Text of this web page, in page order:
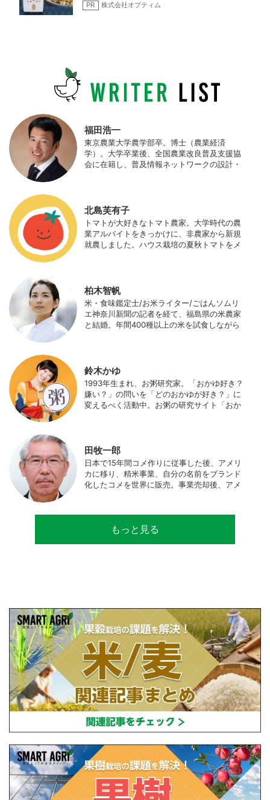
PR 株式会社オプティム
福田浩一
東京農業大学農学部卒。博士（農業経済
学）。大学卒業後、全国農業改良普及支援協
会に在籍し、普及情報ネットワークの設計・
の実証試験や農産物輸出などに関わった。主
にスマート農業の実証試験やコンサルなどに
携わっている。 HP：http://www.ijas.co.jp/
北島芙有子
トマトが大好きなトマト農家。大学時代の農
業アルバイトをきっかけに、非農家から新規
就農しました。ハウス栽培の夏秋トマトをメ
柏木智帆
米・食味鑑定士/お米ライター/ごはんソムリ
エ神奈川新聞の記者を経て、福島県の米農家
と結婚。年間400種以上の米を試食しながら
食事やお弁当づくりを通して、食育にも目を
向けている。プロフィール写真 ©杉山晃造
鈴木かゆ
1993年生まれ、お粥研究家。「おかゆ好き？
嫌い？」の問いを「どのおかゆが好き？」に
変えるべく活動中。お粥の研究サイト「おか
田牧一郎
日本で15年間コメ作りに従事した後、アメリ
カに移り、精米事業、自分の名前をブランド
化したコメを世界に販売。事業売却後、アメ
サルティングとして関わり、企業などの依頼
で世界12カ国の良質米生産可能産地を訪問調
もっと見る